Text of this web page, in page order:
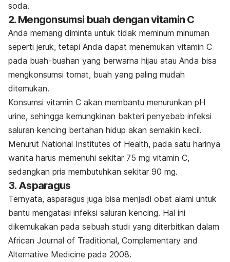
soda.
2. Mengonsumsi buah dengan vitamin C
Anda memang diminta untuk tidak meminum minuman
seperti jeruk, tetapi Anda dapat menemukan vitamin C
pada buah-buahan yang berwarna hijau atau Anda bisa
mengkonsumsi tomat, buah yang paling mudah
ditemukan.
Konsumsi vitamin C akan membantu menurunkan pH
urine, sehingga kemungkinan bakteri penyebab infeksi
saluran kencing bertahan hidup akan semakin kecil.
Menurut National Institutes of Health, pada satu harinya
wanita harus memenuhi sekitar 75 mg vitamin C,
sedangkan pria membutuhkan sekitar 90 mg.
3. Asparagus
Ternyata, asparagus juga bisa menjadi obat alami untuk
bantu mengatasi infeksi saluran kencing. Hal ini
dikemukakan pada sebuah studi yang diterbitkan dalam
African Journal of Traditional, Complementary and
Alternative Medicine pada 2008.